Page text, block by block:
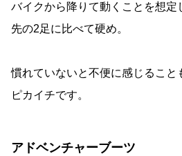
バイクから降りて動くことを想定
先の2足に比べて硬め。
慣れていないと不便に感じること
ピカイチです。
アドベンチャーブーツ